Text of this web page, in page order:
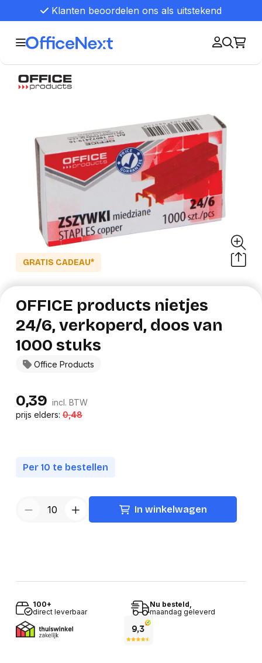
Klanten beoordelen ons als uitstekend
GRATIS CADEAU*
Office Products
OFFICE products nietjes
24/6, verkoperd, doos van
1000 stuks
0,39 incl. BTW
prijs elders:0,48
Per 10 te bestellen
In winkelwagen
100+
direct leverbaar
Nu besteld,
maandag geleverd